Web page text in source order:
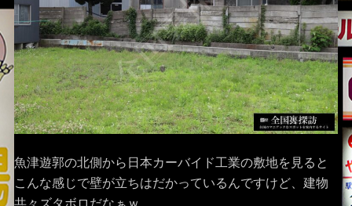
魚津遊郭の北側から日本カーバイド工業の敷地を見ると
こんな感じで壁が立ちはだかっているんですけど、建物
共々ズタボロだなぁｗ